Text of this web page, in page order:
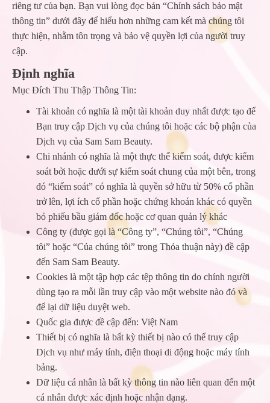
riêng tư của bạn. Bạn vui lòng đọc bản “Chính sách bảo mật
thông tin” dưới đây để hiểu hơn những cam kết mà chúng tôi
thực hiện, nhằm tôn trọng và bảo vệ quyền lợi của người truy
cập.
Định nghĩa
Mục Đích Thu Thập Thông Tin:
Tài khoản có nghĩa là một tài khoản duy nhất được tạo để
Bạn truy cập Dịch vụ của chúng tôi hoặc các bộ phận của
Dịch vụ của Sam Sam Beauty.
Chi nhánh có nghĩa là một thực thể kiểm soát, được kiểm
soát bởi hoặc dưới sự kiểm soát chung của một bên, trong
đó “kiểm soát” có nghĩa là quyền sở hữu từ 50% cổ phần
trở lên, lợi ích cổ phần hoặc chứng khoán khác có quyền
bỏ phiếu bầu giám đốc hoặc cơ quan quản lý khác
Công ty (được gọi là “Công ty”, “Chúng tôi”, “Chúng
tôi” hoặc “Của chúng tôi” trong Thỏa thuận này) đề cập
đến Sam Sam Beauty.
Cookies là một tập hợp các tệp thông tin do chính người
dùng tạo ra mỗi lần truy cập vào một website nào đó và
để lại dữ liệu duyệt web.
Quốc gia được đề cập đến: Việt Nam
Thiết bị có nghĩa là bất kỳ thiết bị nào có thể truy cập
Dịch vụ như máy tính, điện thoại di động hoặc máy tính
bảng.
Dữ liệu cá nhân là bất kỳ thông tin nào liên quan đến một
cá nhân được xác định hoặc nhận dạng.